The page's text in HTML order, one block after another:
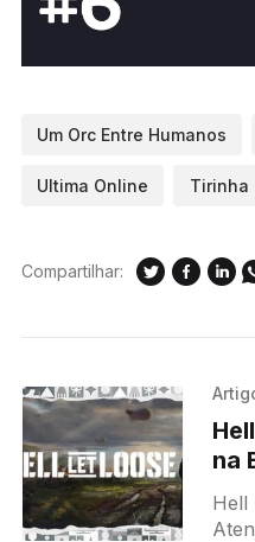
Um Orc Entre Humanos
Ultima Online Tirinha
Compartilhar:
na
Hell Let